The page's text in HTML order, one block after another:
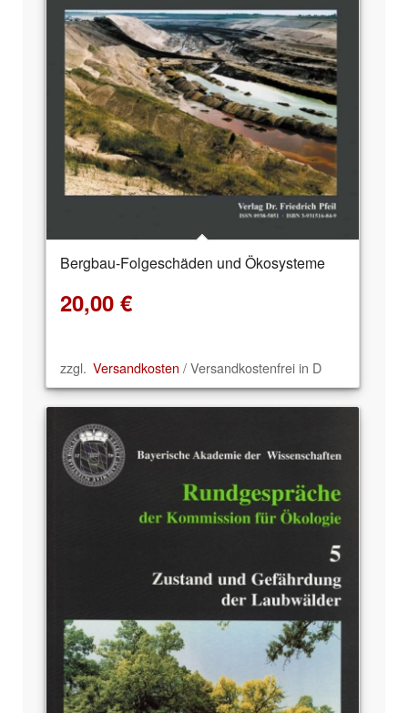
Bergbau-Folgeschäden und Ökosysteme
20,00 €
zzgl. Versandkosten / Versandkostenfrei in D